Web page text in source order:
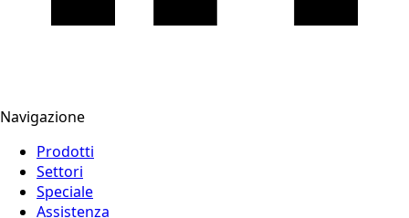
Navigazione
Prodotti
Settori
Speciale
Assistenza